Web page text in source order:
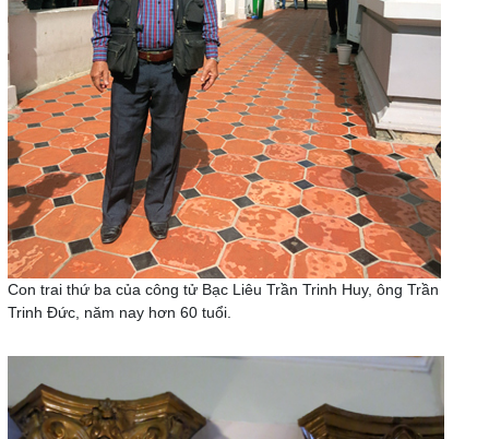
Con trai thứ ba của công tử Bạc Liêu Trần Trinh Huy, ông Trần
Trinh Đức, năm nay hơn 60 tuổi.